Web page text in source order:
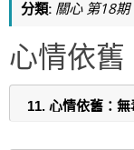
分類: 關心 第18期
心情依舊